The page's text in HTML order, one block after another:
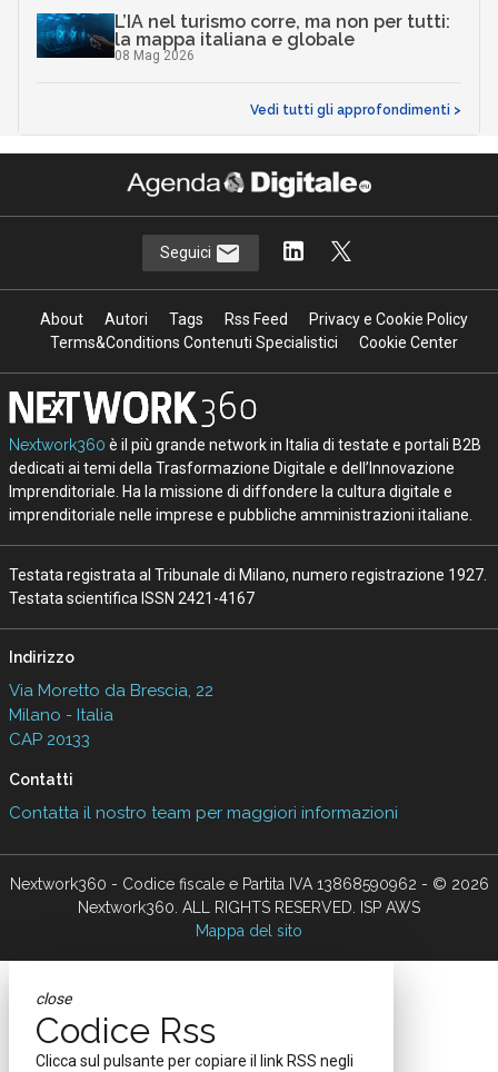
L’IA nel turismo corre, ma non per tutti:
la mappa italiana e globale
08 Mag 2026
Vedi tutti gli approfondimenti >
Seguici
About Autori Tags Rss Feed
Privacy e Cookie Policy
Terms&Conditions Contenuti Specialistici
Cookie Center
Nextwork360 è il più grande network in Italia di testate e portali B2B
dedicati ai temi della Trasformazione Digitale e dell’Innovazione
Imprenditoriale. Ha la missione di diffondere la cultura digitale e
imprenditoriale nelle imprese e pubbliche amministrazioni italiane.
Testata registrata al Tribunale di Milano, numero registrazione 1927.
Testata scientifica ISSN 2421-4167
Indirizzo
Via Moretto da Brescia, 22
Milano - Italia
CAP 20133
Contatti
Contatta il nostro team per maggiori informazioni
Nextwork360 - Codice fiscale e Partita IVA 13868590962 - © 2026
Nextwork360. ALL RIGHTS RESERVED. ISP AWS
Mappa del sito
close
Codice Rss
Clicca sul pulsante per copiare il link RSS negli